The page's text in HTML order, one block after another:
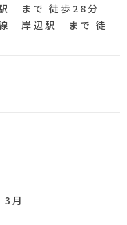
まで 徒歩28分
線 岸辺駅 まで 徒
月